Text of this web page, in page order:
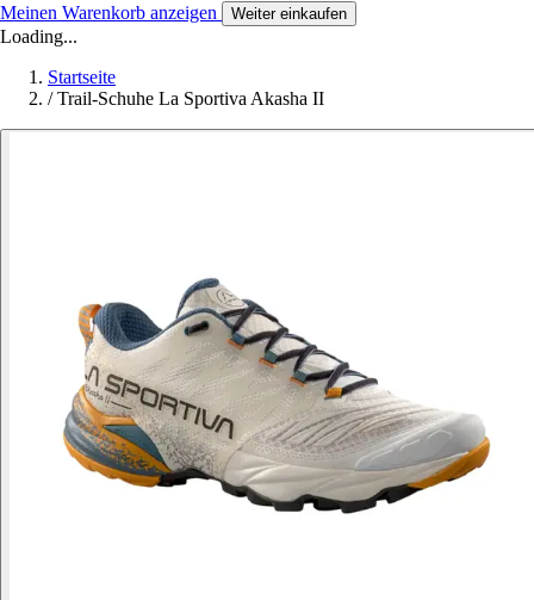
Meinen Warenkorb anzeigen Weiter einkaufen
Loading...
Startseite
/ Trail-Schuhe La Sportiva Akasha II